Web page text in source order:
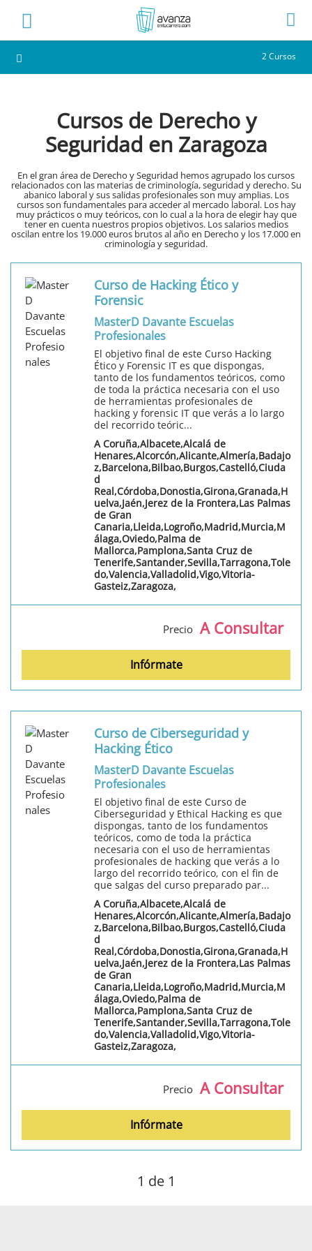
2 Cursos
Cursos de Derecho y
Seguridad en Zaragoza
En el gran área de Derecho y Seguridad hemos agrupado los cursos
relacionados con las materias de criminología, seguridad y derecho. Su
abanico laboral y sus salidas profesionales son muy amplias. Los
cursos son fundamentales para acceder al mercado laboral. Los hay
muy prácticos o muy teóricos, con lo cual a la hora de elegir hay que
tener en cuenta nuestros propios objetivos. Los salarios medios
oscilan entre los 19.000 euros brutos al año en Derecho y los 17.000 en
criminología y seguridad.
Curso de Hacking Ético y
Forensic
MasterD Davante Escuelas
Profesionales
El objetivo final de este Curso Hacking
Ético y Forensic IT es que dispongas,
tanto de los fundamentos teóricos, como
de toda la práctica necesaria con el uso
de herramientas profesionales de
hacking y forensic IT que verás a lo largo
del recorrido teóric...
A Coruña,Albacete,Alcalá de
Henares,Alcorcón,Alicante,Almería,Badajo
z,Barcelona,Bilbao,Burgos,Castelló,Ciuda
d
Real,Córdoba,Donostia,Girona,Granada,H
uelva,Jaén,Jerez de la Frontera,Las Palmas
de Gran
Canaria,Lleida,Logroño,Madrid,Murcia,M
álaga,Oviedo,Palma de
Mallorca,Pamplona,Santa Cruz de
Tenerife,Santander,Sevilla,Tarragona,Tole
do,Valencia,Valladolid,Vigo,Vitoria-
Gasteiz,Zaragoza,
Precio A Consultar
Infórmate
Curso de Ciberseguridad y
Hacking Ético
MasterD Davante Escuelas
Profesionales
El objetivo final de este Curso de
Ciberseguridad y Ethical Hacking es que
dispongas, tanto de los fundamentos
teóricos, como de toda la práctica
necesaria con el uso de herramientas
profesionales de hacking que verás a lo
largo del recorrido teórico, con el fin de
que salgas del curso preparado par...
A Coruña,Albacete,Alcalá de
Henares,Alcorcón,Alicante,Almería,Badajo
z,Barcelona,Bilbao,Burgos,Castelló,Ciuda
d
Real,Córdoba,Donostia,Girona,Granada,H
uelva,Jaén,Jerez de la Frontera,Las Palmas
de Gran
Canaria,Lleida,Logroño,Madrid,Murcia,M
álaga,Oviedo,Palma de
Mallorca,Pamplona,Santa Cruz de
Tenerife,Santander,Sevilla,Tarragona,Tole
do,Valencia,Valladolid,Vigo,Vitoria-
Gasteiz,Zaragoza,
Precio A Consultar
Infórmate
1 de 1